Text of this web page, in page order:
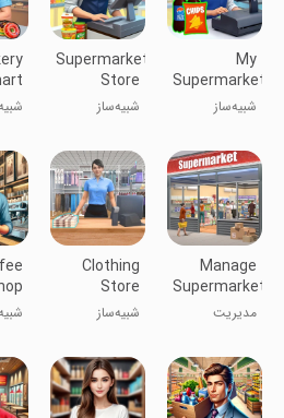
My
Supermarket
Simulator
شبیه‌ساز
۳D
Supermarket
Store
Simulator
شبیه‌ساز
سوپرمارکت ۲۴
Manage
Supermarket
Simulator
مدیریت
سوپرمارکت
Clothing
Store
Simulator
شبیه‌ساز